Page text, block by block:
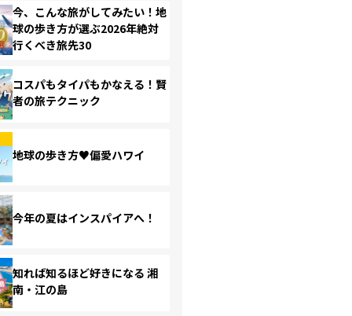
今、こんな旅がしてみたい！地
球の歩き方が選ぶ2026年絶対
行くべき旅先30
コスパもタイパもかなえる！賢
者の旅テクニック
地球の歩き方♥偏愛ハワイ
今年の夏はインスパイアへ！
知れば知るほど好きになる 湘
南・江の島